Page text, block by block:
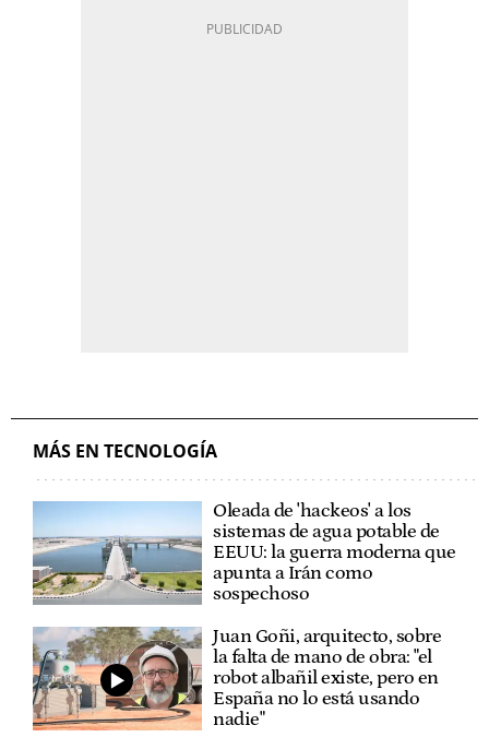
MÁS EN TECNOLOGÍA
Oleada de 'hackeos' a los
sistemas de agua potable de
EEUU: la guerra moderna que
apunta a Irán como
sospechoso
Juan Goñi, arquitecto, sobre
la falta de mano de obra: "el
robot albañil existe, pero en
España no lo está usando
nadie"